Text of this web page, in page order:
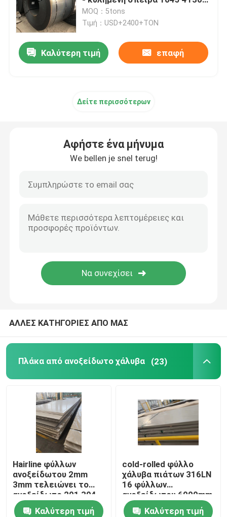
Ντυμένη χρώμα σπείρα
Γαλβανισμένο πιάτο χάλυβα
316L φύλλα ανοξείδωτου
σπείρα ανοξείδωτου
Ανοξείδωτο γύρω από το σωλήνα
Ανοξείδωτο γύρω από το φραγμό
Σωλήνας χάλυβα άνθρακα
γωνία ανοξείδωτου
Επίπεδος φραγμός ανοξείδωτου
Κανάλι ανοξείδωτου
χάλυβα
MOQ：5tons
Τιμή：USD+2400+TON
Καλύτερη τιμή επαφή
Δείτε περισσότερων
Αφήστε ένα μήνυμα
We bellen je snel terug!
ΑΛΛΕΣ ΚΑΤΗΓΟΡΙΕΣ ΑΠΟ ΜΑΣ
Πλάκα από ανοξείδωτο χάλυβα (23)
Hairline φύλλων
ανοξείδωτου 2mm
3mm τελειώνει το
ανοξείδωτο 201 304
Καλύτερη τιμή
cold-rolled φύλλο
χάλυβα πιάτων 316LN
16 φύλλων
ανοξείδωτου 6000mm
μετρητής
Καλύτερη τιμή